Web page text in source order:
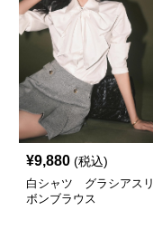
¥9,880 (税込)
白シャツ グラシアスリ
ボンブラウス